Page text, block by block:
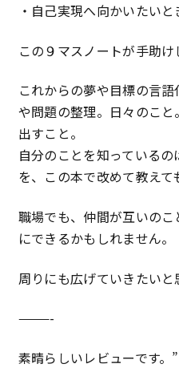
・自己実現へ向かいたいと
この９マスノートが手助け
これからの夢や目標の言
や問題の整理。日々のこ
出すこと。
自分のことを知っている
を、この本で改めて教えて
職場でも、仲間が互いの
にできるかもしれません。
周りにも広げていきたいと
———-
素晴らしいレビューです